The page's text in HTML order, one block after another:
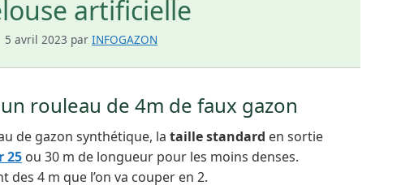
artificielle
5 avril 2023 par INFOGAZON
rouleau de 4m de faux gazon
de gazon synthétique, la taille standard en sortie
25 ou 30 m de longueur pour les moins denses.
des 4 m que l’on va couper en 2.